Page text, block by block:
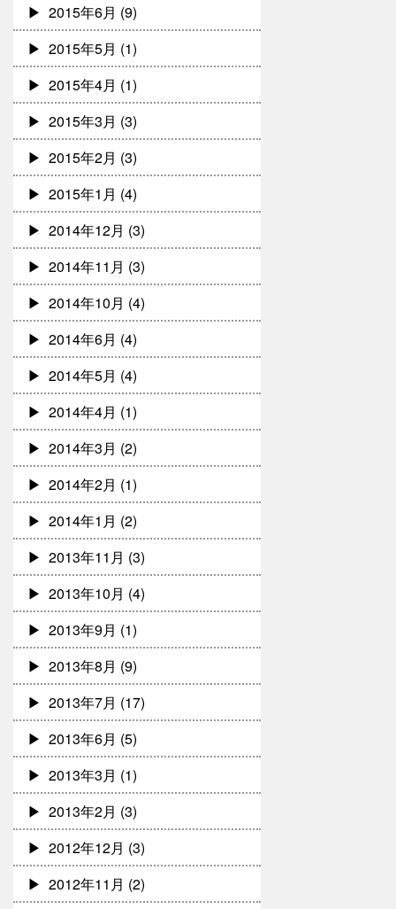
2015年6月 (9)
2015年5月 (1)
2015年4月 (1)
2015年3月 (3)
2015年2月 (3)
2015年1月 (4)
2014年12月 (3)
2014年11月 (3)
2014年10月 (4)
2014年6月 (4)
2014年5月 (4)
2014年4月 (1)
2014年3月 (2)
2014年2月 (1)
2014年1月 (2)
2013年11月 (3)
2013年10月 (4)
2013年9月 (1)
2013年8月 (9)
2013年7月 (17)
2013年6月 (5)
2013年3月 (1)
2013年2月 (3)
2012年12月 (3)
2012年11月 (2)